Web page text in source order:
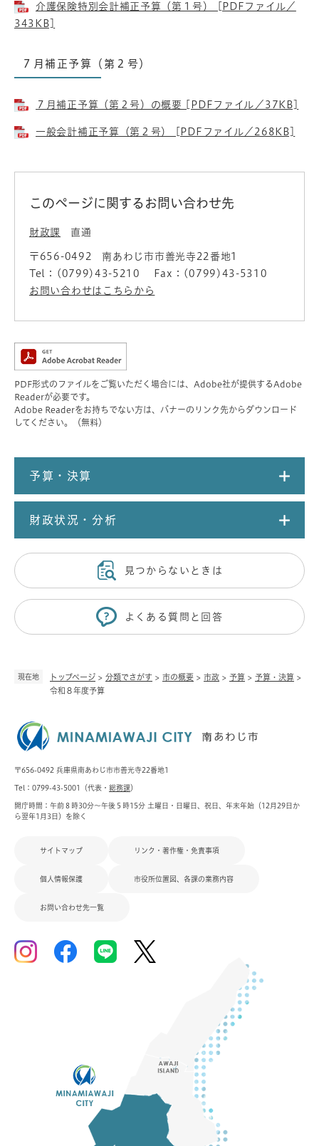
現在地 トップページ > 分類でさがす > 市の概要 > 市政 > 予算 > 予算・決算 >
令和８年度予算
介護保険特別会計補正予算（第１号） [PDFファイル／
343KB]
７月補正予算（第２号）
７月補正予算（第２号）の概要 [PDFファイル／37KB]
一般会計補正予算（第２号） [PDFファイル／268KB]
このページに関するお問い合わせ先
財政課 直通
〒656-0492
南あわじ市市善光寺22番地1
Tel：(0799)43-5210
Fax：(0799)43-5310
お問い合わせはこちらから
PDF形式のファイルをご覧いただく場合には、Adobe社が提供するAdobe
Readerが必要です。
Adobe Readerをお持ちでない方は、バナーのリンク先からダウンロード
してください。（無料）
予算・決算
財政状況・分析
見つからないときは
よくある質問と回答
〒656-0492 兵庫県南あわじ市市善光寺22番地1
Tel：0799-43-5001（代表・ 総務課）
開庁時間：午前８時30分～午後５時15分 土曜日・日曜日、祝日、年末年始（12月29日か
ら翌年1月3日）を除く
サイトマップ リンク・著作権・免責事項
個人情報保護 市役所位置図、各課の業務内容
お問い合わせ先一覧